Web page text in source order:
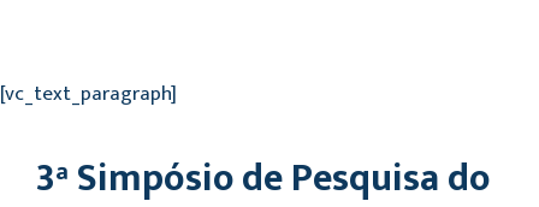
[vc_text_paragraph]
3ª Simpósio de Pesquisa do